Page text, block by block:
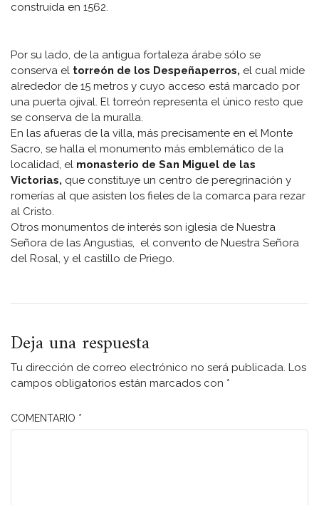
construida en 1562.
Por su lado, de la antigua fortaleza árabe sólo se
conserva el torreón de los Despeñaperros, el cual mide
alrededor de 15 metros y cuyo acceso está marcado por
una puerta ojival. El torreón representa el único resto que
se conserva de la muralla.
En las afueras de la villa, más precisamente en el Monte
Sacro, se halla el monumento más emblemático de la
localidad, el monasterio de San Miguel de las
Victorias, que constituye un centro de peregrinación y
romerías al que asisten los fieles de la comarca para rezar
al Cristo.
Otros monumentos de interés son iglesia de Nuestra
Señora de las Angustias, el convento de Nuestra Señora
del Rosal, y el castillo de Priego.
Deja una respuesta
Tu dirección de correo electrónico no será publicada. Los
campos obligatorios están marcados con *
COMENTARIO *